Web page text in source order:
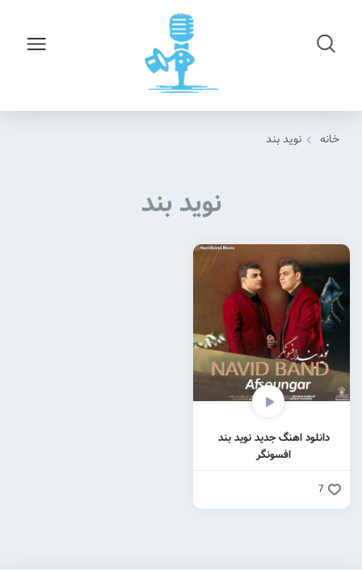
خانه نوید بند
نوید بند
دانلود اهنگ جدید نوید بند
افسونگر
7